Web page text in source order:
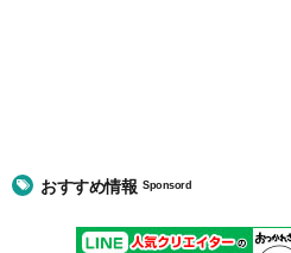
おすすめ情報Sponsord